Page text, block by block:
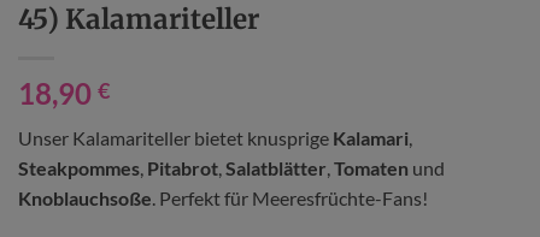
45) Kalamariteller
18,90 €
Unser Kalamariteller bietet knusprige Kalamari
Steakpommes Pitabrot Salatblätter Tomaten und
Knoblauchsoße . Perfekt für Meeresfrüchte-Fans!